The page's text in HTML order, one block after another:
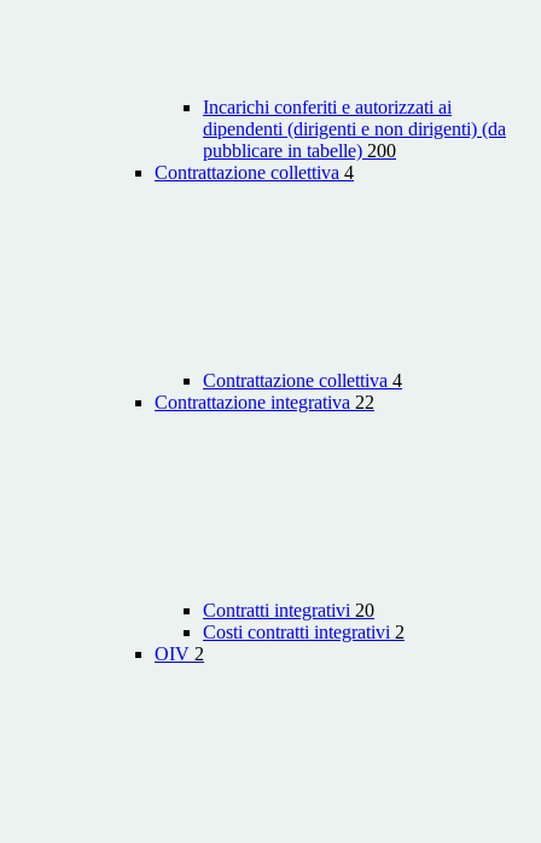
Incarichi conferiti e autorizzati ai
dipendenti (dirigenti e non dirigenti) (da
pubblicare in tabelle) 200
Contrattazione collettiva 4
Contrattazione collettiva 4
Contrattazione integrativa 22
Contratti integrativi 20
Costi contratti integrativi 2
OIV 2